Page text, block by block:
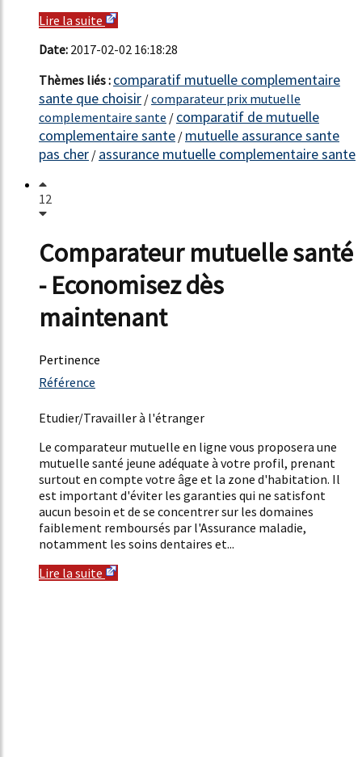
Lire la suite
Date: 2017-02-02 16:18:28
Thèmes liés : comparatif mutuelle complementaire
sante que choisir /comparateur prix mutuelle
complementaire sante / comparatif de mutuelle
complementaire sante / mutuelle assurance sante
pas cher / assurance mutuelle complementaire sante
12
Comparateur mutuelle santé
- Economisez dès
maintenant
Pertinence
3191%
Référence
Etudier/Travailler à l'étranger
Le comparateur mutuelle en ligne vous proposera une
mutuelle santé jeune adéquate à votre profil, prenant
surtout en compte votre âge et la zone d'habitation. Il
est important d'éviter les garanties qui ne satisfont
aucun besoin et de se concentrer sur les domaines
faiblement remboursés par l'Assurance maladie,
notamment les soins dentaires et...
Lire la suite